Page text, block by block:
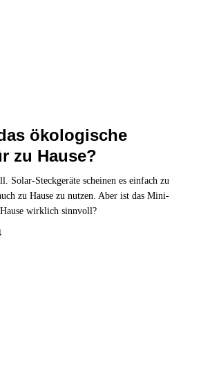
ökologische
zu Hause?
Solar-Steckgeräte scheinen es einfach zu
zu Hause zu nutzen. Aber ist das Mini-
wirklich sinnvoll?